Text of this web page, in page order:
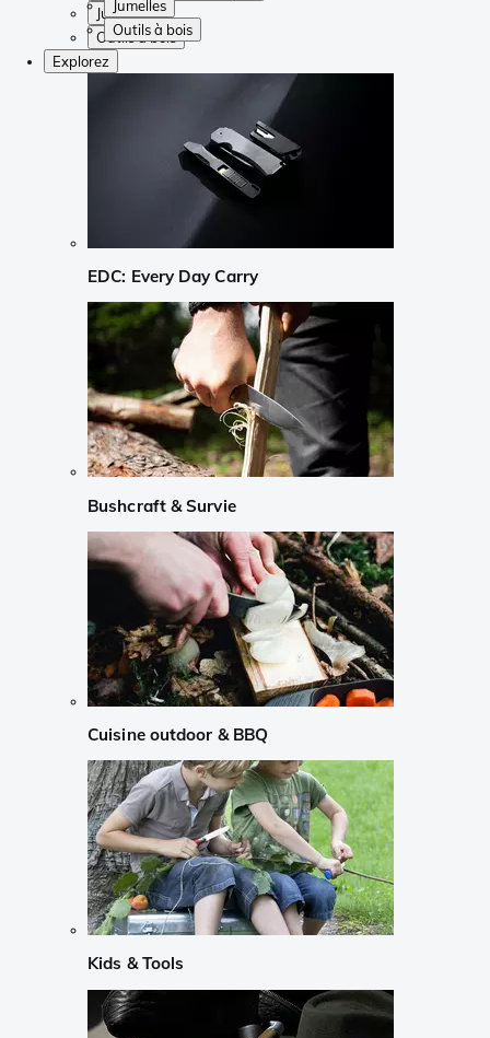
Jumelles
Outils à bois
Jumelles
Outils à bois
Explorez
EDC: Every Day Carry
Bushcraft & Survie
Cuisine outdoor & BBQ
Kids & Tools